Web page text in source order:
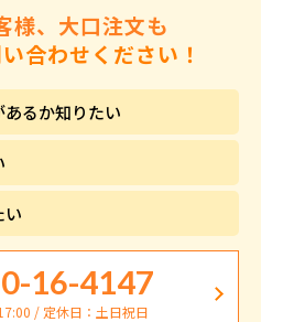
様、大口注文も
合わせください！
あるか知りたい
い
16-4147
/ 定休日：土日祝日